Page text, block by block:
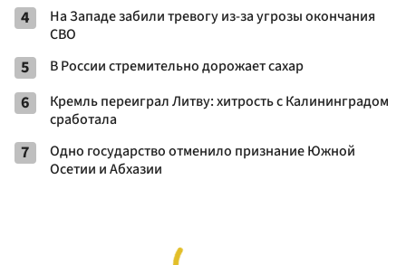
4
На Западе забили тревогу из-за угрозы окончания
СВО
5 В России стремительно дорожает сахар
6
Кремль переиграл Литву: хитрость с Калининградом
сработала
7
Одно государство отменило признание Южной
Осетии и Абхазии